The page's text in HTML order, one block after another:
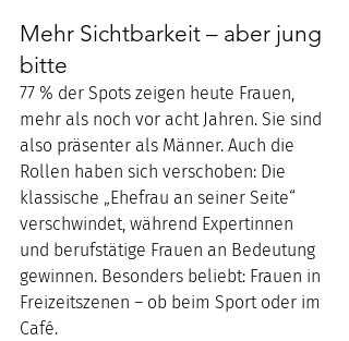
Mehr Sichtbarkeit – aber jung
bitte
77 % der Spots zeigen heute Frauen,
mehr als noch vor acht Jahren. Sie sind
also präsenter als Männer. Auch die
Rollen haben sich verschoben: Die
klassische „Ehefrau an seiner Seite“
verschwindet, während Expertinnen
und berufstätige Frauen an Bedeutung
gewinnen. Besonders beliebt: Frauen in
Freizeitszenen – ob beim Sport oder im
Café.